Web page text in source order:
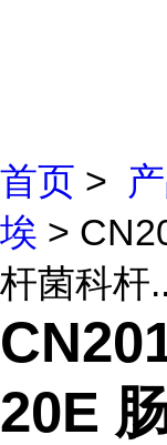
首页 >
埃 >
杆菌科杆
20E